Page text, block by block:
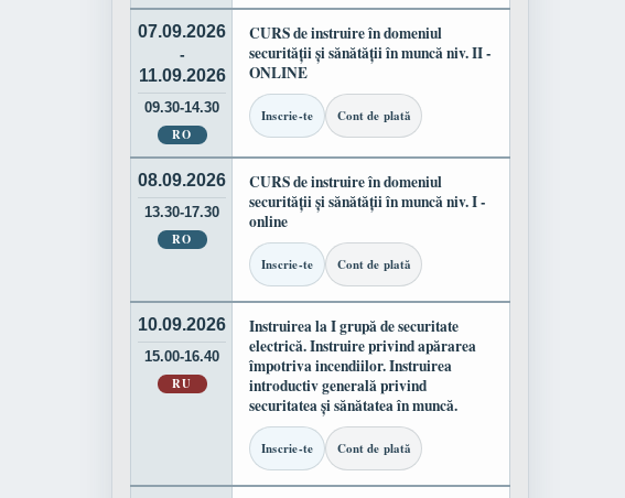
07.09.2026
-
11.09.2026
09.30-14.30
RO
CURS de instruire în domeniul
securității și sănătății în muncă niv. II -
ONLINE
Inscrie-te Cont de plată
08.09.2026
13.30-17.30
RO
CURS de instruire în domeniul
securității și sănătății în muncă niv. I -
online
Inscrie-te Cont de plată
10.09.2026
15.00-16.40
RU
Instruirea la I grupă de securitate
electrică. Instruire privind apărarea
împotriva incendiilor. Instruirea
introductiv generală privind
securitatea și sănătatea în muncă.
Inscrie-te Cont de plată